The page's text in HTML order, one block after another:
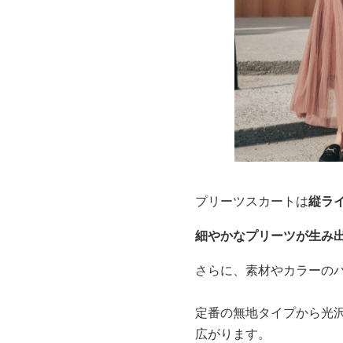
プリーツスカートは縦ラ
細やかなプリーツが生み
さらに、素材やカラーの
定番の無地タイプから光
広がります。